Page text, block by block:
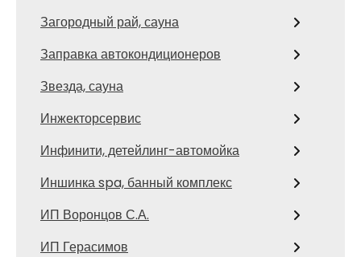
Загородный рай, сауна
Заправка автокондиционеров
Звезда, сауна
Инжекторсервис
Инфинити, детейлинг-автомойка
Иншинка spa, банный комплекс
ИП Воронцов С.А.
ИП Герасимов